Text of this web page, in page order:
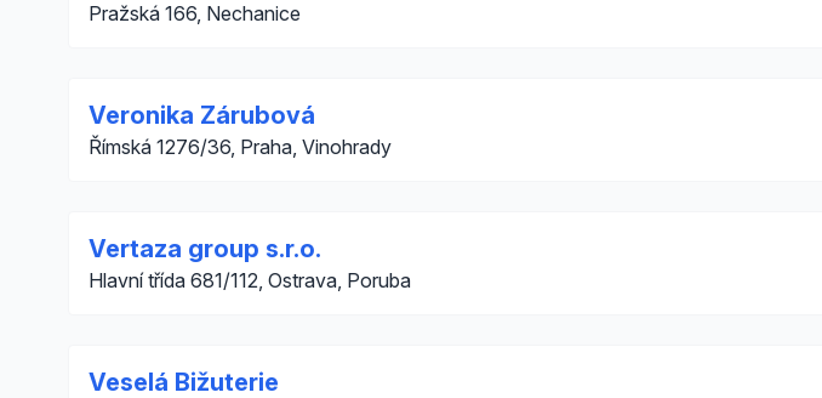
Pražská 166, Nechanice
Veronika Zárubová
Římská 1276/36, Praha, Vinohrady
Vertaza group s.r.o.
Hlavní třída 681/112, Ostrava, Poruba
Veselá Bižuterie